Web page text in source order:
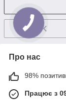
Про нас
98%
Працює з